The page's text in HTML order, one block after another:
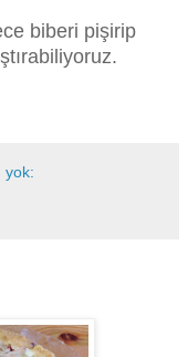
biberi pişirip
yok: